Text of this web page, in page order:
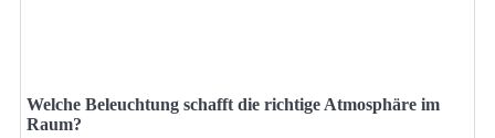
Welche Beleuchtung schafft die richtige Atmosphäre im
Raum?